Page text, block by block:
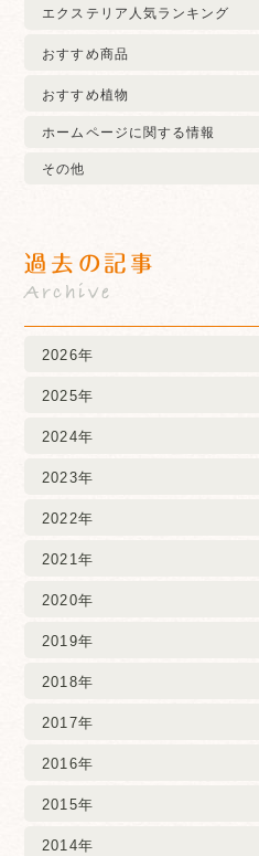
エクステリア人気ランキング
おすすめ商品
おすすめ植物
ホームページに関する情報
その他
過去の記事
Archive
2026年
2025年
2024年
2023年
2022年
2021年
2020年
2019年
2018年
2017年
2016年
2015年
2014年